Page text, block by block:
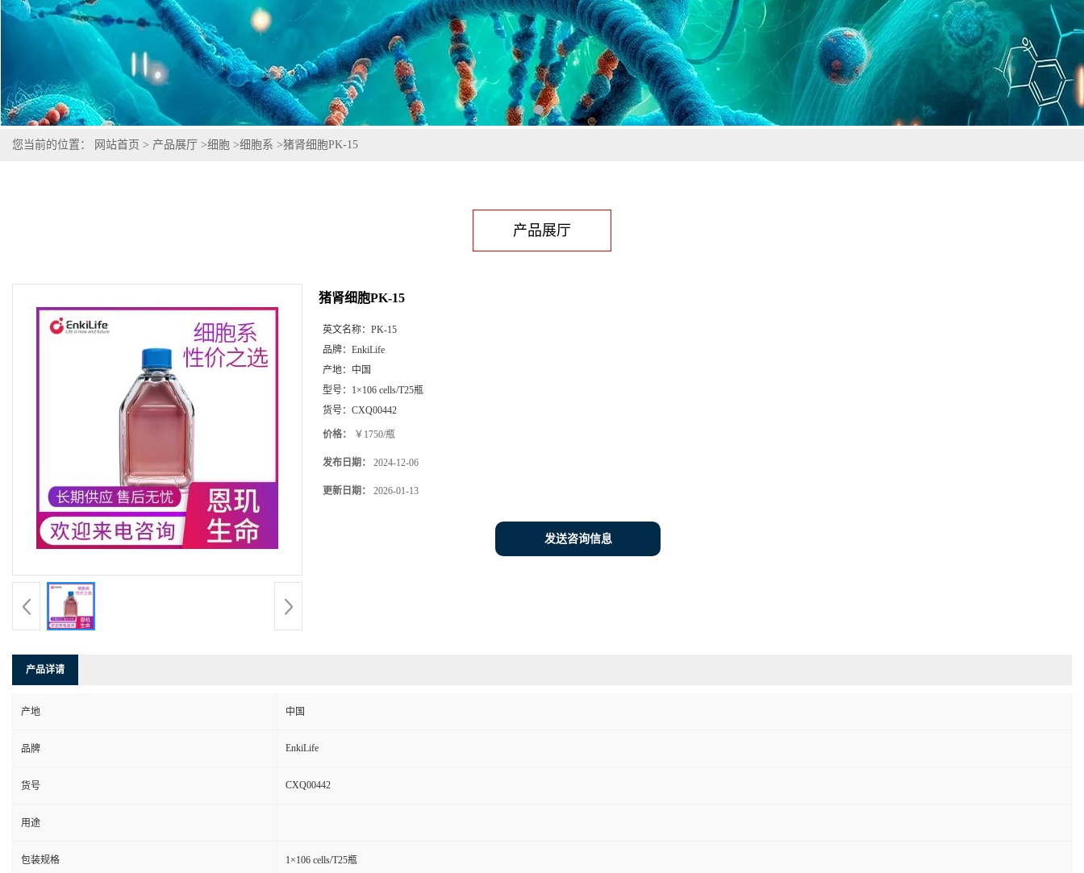
您当前的位置： 网站首页 > 产品展厅 >细胞 >细胞系 >猪肾细胞PK-15
产品展厅
猪肾细胞PK-15
英文名称： PK-15
品牌： EnkiLife
产地： 中国
型号： 1×106 cells/T25瓶
货号： CXQ00442
价格： ￥1750/瓶
发布日期： 2024-12-06
更新日期： 2026-01-13
发送咨询信息
产品详请
产地 中国
品牌 EnkiLife
货号 CXQ00442
用途
包装规格 1×106 cells/T25瓶